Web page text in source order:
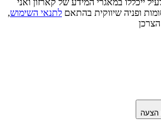
ייכללו במאגרי המידע של קארזון ואני
ופניה שיווקית בהתאם לתנאי השימוש,
הצעה